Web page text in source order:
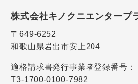
株式会社キノクニエンタープ
〒649-6252
和歌山県岩出市安上204
適格請求書発行事業者登録番号：
T3-1700-0100-7982